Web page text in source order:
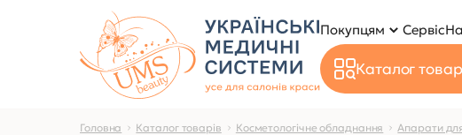
Покупцям Сервіс
Каталог
Головна Каталог товарів Косметологічне обладнання Апарати